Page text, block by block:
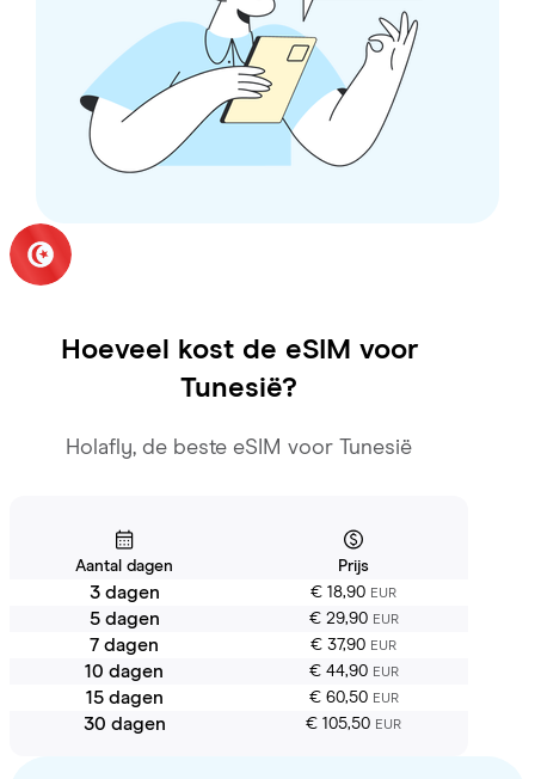
Hoeveel kost de eSIM voor
Tunesië?
Holafly, de beste eSIM voor Tunesië
Aantal dagen Prijs
3 dagen € 18,90 EUR
5 dagen € 29,90 EUR
7 dagen € 37,90 EUR
10 dagen € 44,90 EUR
15 dagen € 60,50 EUR
30 dagen € 105,50 EUR